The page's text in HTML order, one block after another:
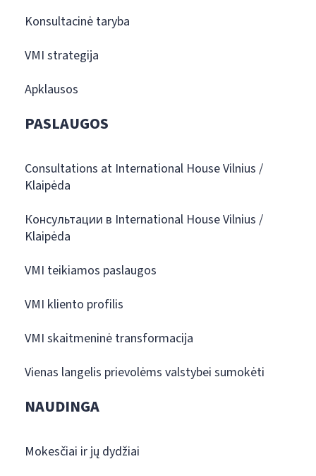
Konsultacinė taryba
VMI strategija
Apklausos
PASLAUGOS
Consultations at International House Vilnius /
Klaipėda
Консультации в International House Vilnius /
Klaipėda
VMI teikiamos paslaugos
VMI kliento profilis
VMI skaitmeninė transformacija
Vienas langelis prievolėms valstybei sumokėti
NAUDINGA
Mokesčiai ir jų dydžiai